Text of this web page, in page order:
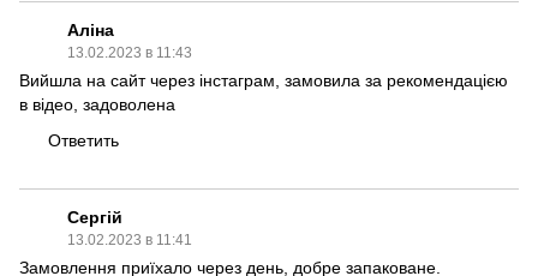
Аліна
13.02.2023 в 11:43
Вийшла на сайт через інстаграм, замовила за рекомендацією
в відео, задоволена
Ответить
Сергій
13.02.2023 в 11:41
Замовлення приїхало через день, добре запаковане.